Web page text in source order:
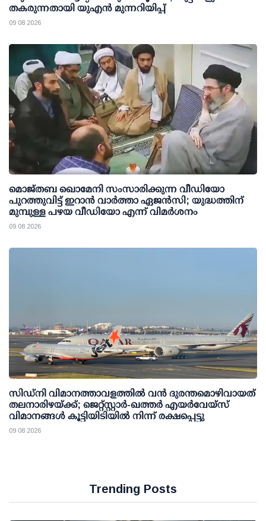
തകരുന്നതായി യുഎൻ മുന്നറിയിപ്പ്
09 08 2026
മൊജ്തബ ഖൊമേനി സംസാരിക്കുന്ന വീഡിയോ
പുറത്തുവിട്ട് ഇറാന്‍ വാര്‍ത്താ ഏജന്‍സി; യുദ്ധത്തിന്
മുമ്പുള്ള പഴയ വീഡിയോ എന്ന് വിമര്‍ശനം
09 08 2026
സിഡ്‌നി വിമാനത്താവളത്തിൽ വൻ ദുരന്തമൊഴിവായത്
തലനാരിഴയ്ക്ക്; ജെറ്റ്‌സ്റ്റാർ-ഖത്തർ എയർവേയ്‌സ്
വിമാനങ്ങൾ കൂട്ടിയിടിയിൽ നിന്ന് രക്ഷപ്പെട്ടു
09 08 2026
Trending Posts